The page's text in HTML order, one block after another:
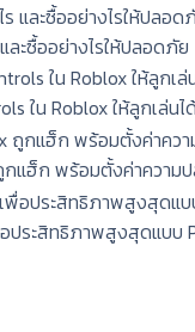
ละซื้ออย่างไรให้ปลอดภัย
ใน Roblox ให้ลูกเล่น
แฮ็ก พร้อมตั้งค่าความ
ประสิทธิภาพสูงสุดแบบ